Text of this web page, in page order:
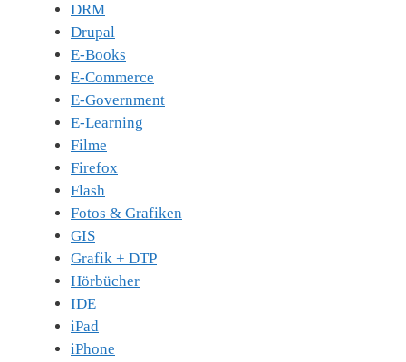
DRM
Drupal
E-Books
E-Commerce
E-Government
E-Learning
Filme
Firefox
Flash
Fotos & Grafiken
GIS
Grafik + DTP
Hörbücher
IDE
iPad
iPhone